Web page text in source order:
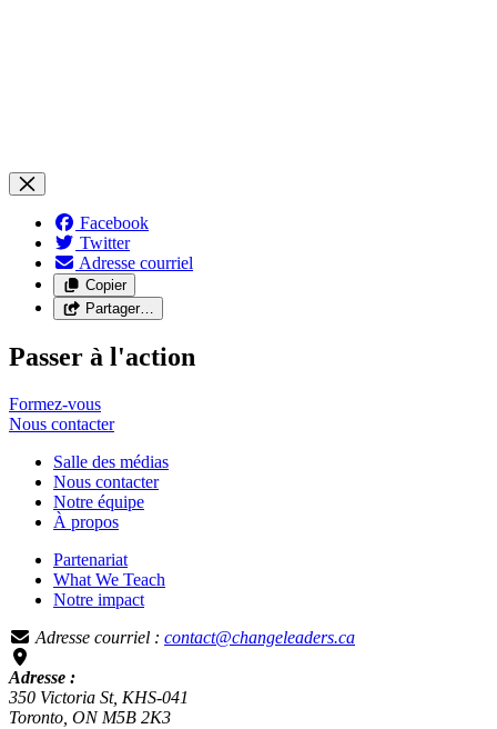
Facebook
Twitter
Adresse courriel
Copier
Partager…
Passer à l'action
Formez-vous
Nous contacter
Salle des médias
Nous contacter
Notre équipe
À propos
Partenariat
What We Teach
Notre impact
Adresse courriel : contact@changeleaders.ca
Adresse :
350 Victoria St, KHS-041
Toronto, ON M5B 2K3